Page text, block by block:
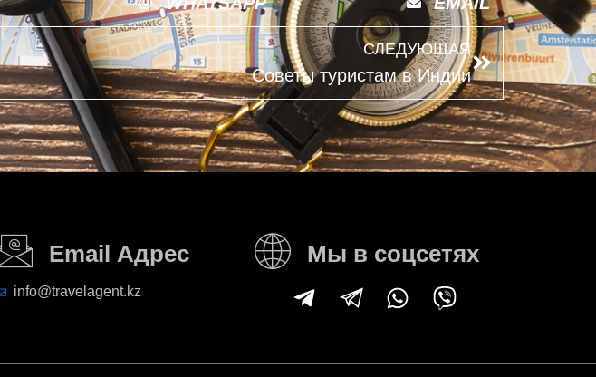
СЛЕДУЮЩАЯ
Советы туристам в Индии
Email Адрес
info@travelagent.kz
Мы в соцсетях